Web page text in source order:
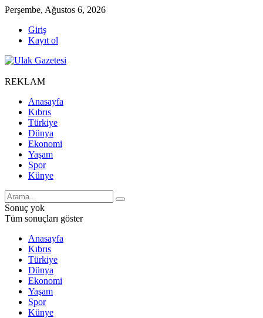
Perşembe, Ağustos 6, 2026
Giriş
Kayıt ol
REKLAM
Anasayfa
Kıbrıs
Türkiye
Dünya
Ekonomi
Yaşam
Spor
Künye
Sonuç yok
Tüm sonuçları göster
Anasayfa
Kıbrıs
Türkiye
Dünya
Ekonomi
Yaşam
Spor
Künye